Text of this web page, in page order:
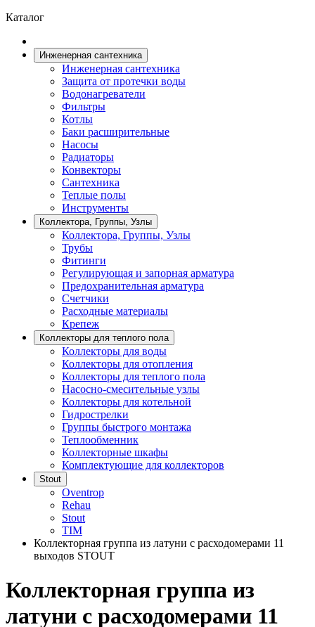
Каталог
Инженерная сантехника
Инженерная сантехника
Защита от протечки воды
Водонагреватели
Фильтры
Котлы
Баки расширительные
Насосы
Радиаторы
Конвекторы
Сантехника
Теплые полы
Инструменты
Коллектора, Группы, Узлы
Коллектора, Группы, Узлы
Трубы
Фитинги
Регулирующая и запорная арматура
Предохранительная арматура
Счетчики
Расходные материалы
Крепеж
Коллекторы для теплого пола
Коллекторы для воды
Коллекторы для отопления
Коллекторы для теплого пола
Насосно-смесительные узлы
Коллекторы для котельной
Гидрострелки
Группы быстрого монтажа
Теплообменник
Коллекторные шкафы
Комплектующие для коллекторов
Stout
Oventrop
Rehau
Stout
TIM
Коллекторная группа из латуни с расходомерами 11
выходов STOUT
Коллекторная группа из
латуни с расходомерами 11